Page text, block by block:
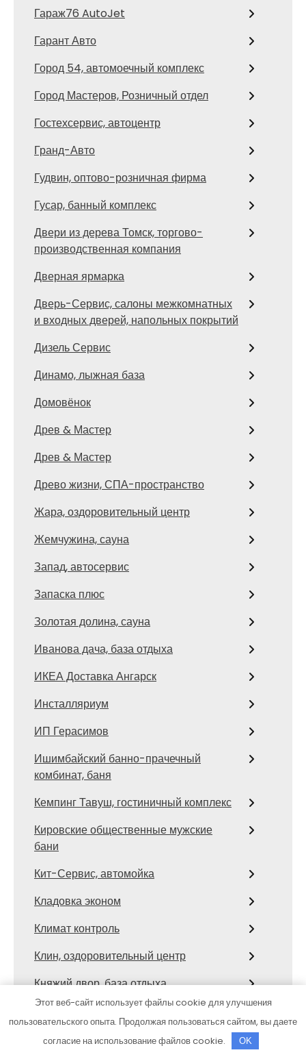
Гараж76 AutoJet
Гарант Авто
Город 54, автомоечный комплекс
Город Мастеров, Розничный отдел
Гостехсервис, автоцентр
Гранд-Авто
Гудвин, оптово-розничная фирма
Гусар, банный комплекс
Двери из дерева Томск, торгово-
производственная компания
Дверная ярмарка
Дверь-Сервис, салоны межкомнатных
и входных дверей, напольных покрытий
Дизель Сервис
Динамо, лыжная база
Домовёнок
Древ & Мастер
Древ & Мастер
Древо жизни, СПА-пространство
Жара, оздоровительный центр
Жемчужина, сауна
Запад, автосервис
Запаска плюс
Золотая долина, сауна
Иванова дача, база отдыха
ИКЕА Доставка Ангарск
Инсталляриум
ИП Герасимов
Ишимбайский банно-прачечный
комбинат, баня
Кемпинг Тавуш, гостиничный комплекс
Кировские общественные мужские
бани
Кит-Сервис, автомойка
Кладовка эконом
Климат контроль
Клин, оздоровительный центр
Княжий двор, база отдыха
Компания по производству кухонных
фотофартуков, Компания по производству
кухонных фотофартуков
Этот веб-сайт использует файлы cookie для улучшения
пользовательского опыта. Продолжая пользоваться сайтом, вы даете
согласие на использование файлов cookie.
OK